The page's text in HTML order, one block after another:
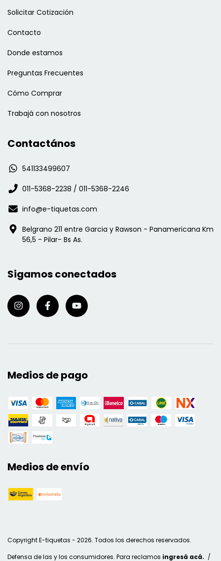
Solicitar Cotización
Contacto
Donde estamos
Preguntas Frecuentes
Cómo Comprar
Trabajá con nosotros
Contactános
541133499607
011-5368-2238 / 011-5368-2246
info@e-tiquetas.com
Belgrano 211 entre Garcia y Rawson - Panamericana Km
56,5 - Pilar- Bs As.
Sigamos conectados
Medios de pago
Medios de envío
Copyright E-tiquetas - 2026. Todos los derechos reservados.
Defensa de las y los consumidores. Para reclamos ingresá acá. /